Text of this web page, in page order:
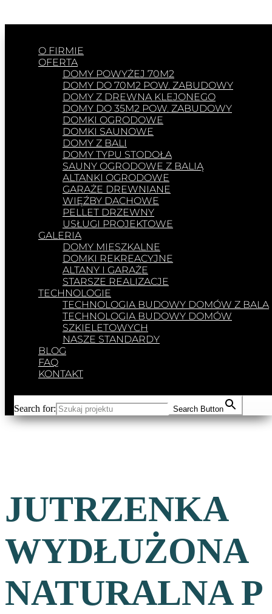
O FIRMIE
OFERTA
DOMY POWYŻEJ 70M2
DOMY DO 70M2 POW. ZABUDOWY
DOMY Z DREWNA KLEJONEGO
DOMY DO 35M2 POW. ZABUDOWY
DOMKI OGRODOWE
DOMKI SAUNOWE
DOMY Z BALI
DOMY TYPU STODOŁA
SAUNY OGRODOWE Z BALIĄ
ALTANKI OGRODOWE
GARAŻE DREWNIANE
WIĘŹBY DACHOWE
PELLET DRZEWNY
USŁUGI PROJEKTOWE
GALERIA
DOMY MIESZKALNE
DOMKI REKREACYJNE
ALTANY I GARAŻE
STARSZE REALIZACJE
TECHNOLOGIE
TECHNOLOGIA BUDOWY DOMÓW Z BALA
TECHNOLOGIA BUDOWY DOMÓW
SZKIELETOWYCH
NASZE STANDARDY
BLOG
FAQ
KONTAKT
Search for: Search Button
JUTRZENKA
WYDŁUŻONA
NATURALNA P